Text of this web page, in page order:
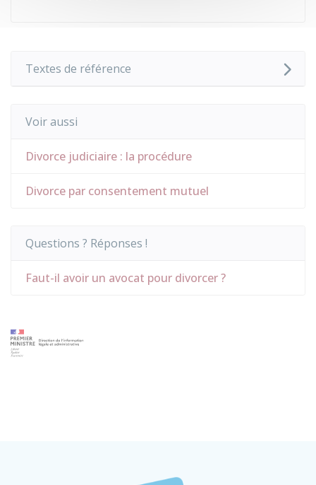
Textes de référence
Voir aussi
Divorce judiciaire : la procédure
Divorce par consentement mutuel
Questions ? Réponses !
Faut-il avoir un avocat pour divorcer ?